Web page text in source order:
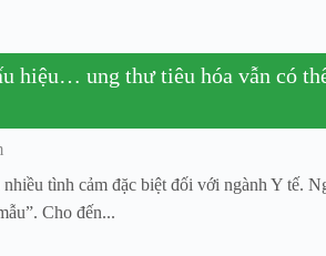
hiệu… ung thư tiêu hóa vẫn có
tình cảm đặc biệt đối với ngành Y tế.
Cho đến...